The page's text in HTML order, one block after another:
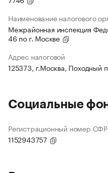
Наименование налогового
Межрайонная инспекция
46 по г. Москве
Адрес налоговой
125373, г.Москва, Походный
Социальные
Регистрационный номер СФР
1152943757